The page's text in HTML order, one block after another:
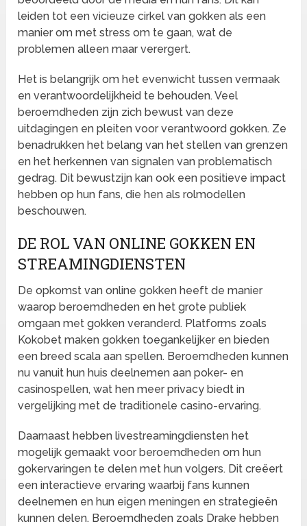
leiden tot een vicieuze cirkel van gokken als een
manier om met stress om te gaan, wat de
problemen alleen maar verergert.
Het is belangrijk om het evenwicht tussen vermaak
en verantwoordelijkheid te behouden. Veel
beroemdheden zijn zich bewust van deze
uitdagingen en pleiten voor verantwoord gokken. Ze
benadrukken het belang van het stellen van grenzen
en het herkennen van signalen van problematisch
gedrag. Dit bewustzijn kan ook een positieve impact
hebben op hun fans, die hen als rolmodellen
beschouwen.
DE ROL VAN ONLINE GOKKEN EN
STREAMINGDIENSTEN
De opkomst van online gokken heeft de manier
waarop beroemdheden en het grote publiek
omgaan met gokken veranderd. Platforms zoals
Kokobet maken gokken toegankelijker en bieden
een breed scala aan spellen. Beroemdheden kunnen
nu vanuit hun huis deelnemen aan poker- en
casinospellen, wat hen meer privacy biedt in
vergelijking met de traditionele casino-ervaring.
Daarnaast hebben livestreamingdiensten het
mogelijk gemaakt voor beroemdheden om hun
gokervaringen te delen met hun volgers. Dit creëert
een interactieve ervaring waarbij fans kunnen
deelnemen en hun eigen meningen en strategieën
kunnen delen. Beroemdheden zoals Drake hebben